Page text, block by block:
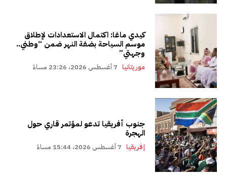
كيدي ماغا: اكتمال الاستعدادات لإطلاق
موسم السياحة بضفة النهر ضمن “وطني..
وجهتي”
موريتانيا 7 أغسطس 2026، 23:26 مساءً
جنوب أفريقيا تدعو لمؤتمر قاري حول
الهجرة
إفريقيا 7 أغسطس 2026، 15:44 مساءً